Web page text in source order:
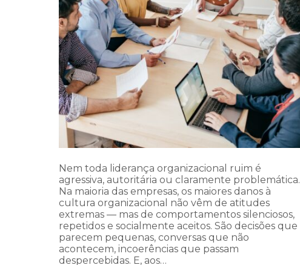
Nem toda liderança organizacional ruim é
agressiva, autoritária ou claramente problemática.
Na maioria das empresas, os maiores danos à
cultura organizacional não vêm de atitudes
extremas — mas de comportamentos silenciosos,
repetidos e socialmente aceitos. São decisões que
parecem pequenas, conversas que não
acontecem, incoerências que passam
despercebidas. E, aos…